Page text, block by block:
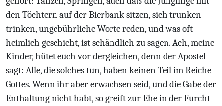
den Töchtern auf der Bierbank sitzen, sich trunken
trinken, ungebührliche Worte reden, und was oft
heimlich geschieht, ist schändlich zu sagen. Ach, meine
Kinder, hütet euch vor dergleichen, denn der Apostel
sagt: Alle, die solches tun, haben keinen Teil im Reiche
Gottes. Wenn ihr aber erwachsen seid, und die Gabe der
Enthaltung nicht habt, so greift zur Ehe in der Furcht